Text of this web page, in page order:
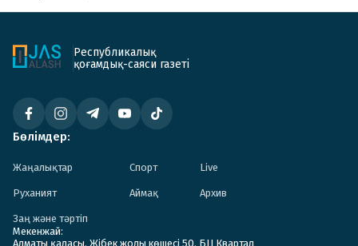
Республикалық
қоғамдық-саяси газеті
Бөлімдер:
Жаңалықтар Спорт Live
Руханият Аймақ Архив
Заң және тәртіп
Мекенжай:
Алматы қаласы. Жібек жолы көшесі 50. БЦ Квартал